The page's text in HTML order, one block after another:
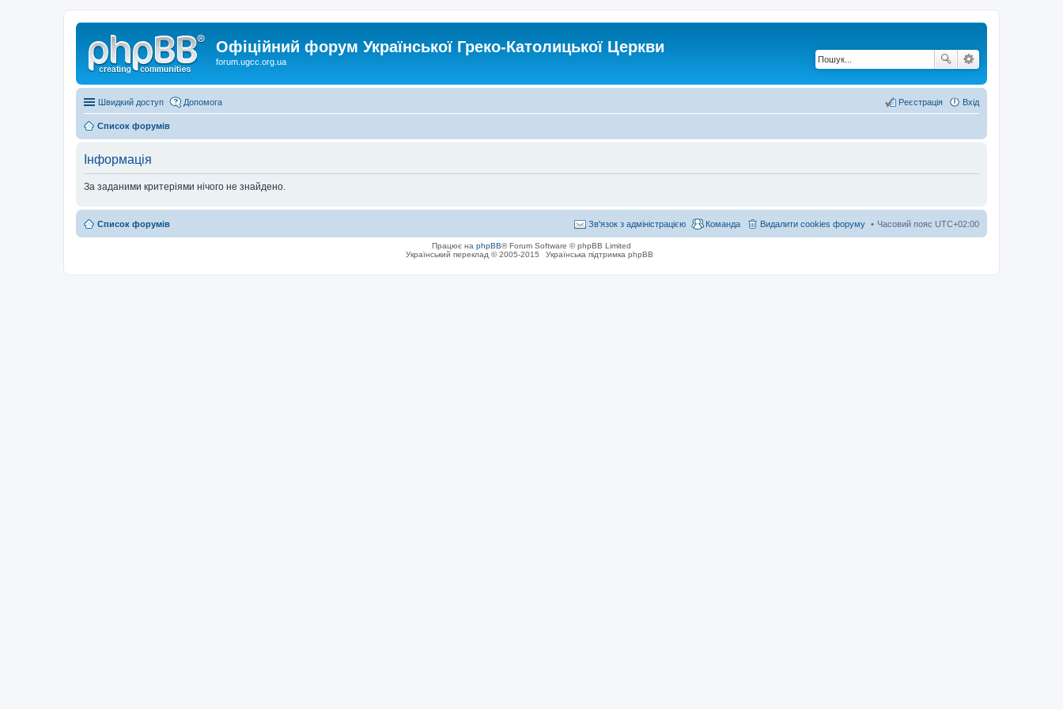
Офіційний форум Української Греко-Католицької Церкви
forum.ugcc.org.ua
Швидкий доступ Допомога Вхід
Реєстрація
Список форумів
Інформація
За заданими критеріями нічого не знайдено.
Список форумів Часовий пояс UTC+02:00
Видалити cookies форуму
Команда
Зв'язок з адміністрацією
Працює на phpBB® Forum Software © phpBB Limited
Український переклад © 2005-2015
Українська підтримка phpBB